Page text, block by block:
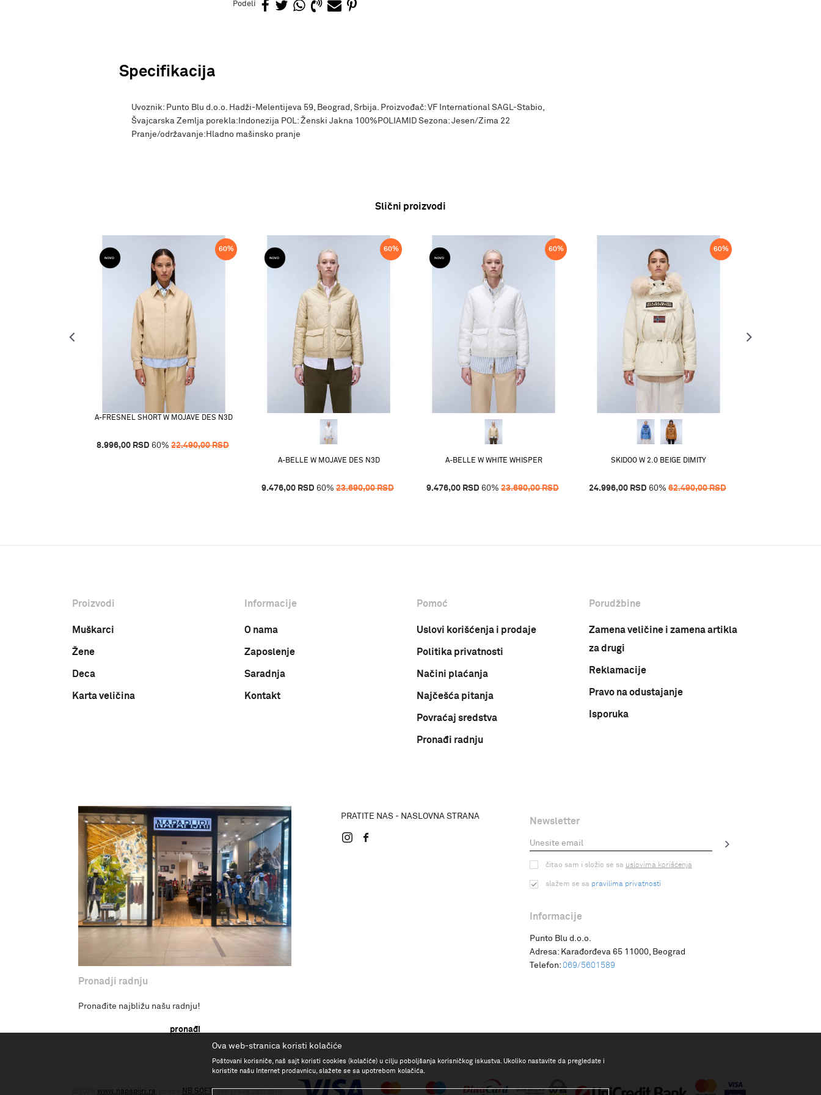
Podeli
Specifikacija
Uvoznik: Punto Blu d.o.o. Hadži-Melentijeva 59, Beograd, Srbija. Proizvođač: VF International SAGL-Stabio,
Švajcarska Zemlja porekla:Indonezija POL: Ženski Jakna 100%POLIAMID Sezona: Jesen/Zima 22
Pranje/održavanje:Hladno mašinsko pranje
Slični proizvodi
60%
A-FRESNEL SHORT W MOJAVE DES N3D
8.996,00 RSD 60% 22.490,00RSD
60%
A-BELLE W MOJAVE DES N3D
9.476,00 RSD 60% 23.690,00RSD
60%
A-BELLE W WHITE WHISPER
9.476,00 RSD 60% 23.690,00RSD
60%
SKIDOO W 2.0 BEIGE DIMITY
24.996,00 RSD 60% 62.490,00RSD
Proizvodi
Muškarci
Žene
Deca
Karta veličina
Informacije
O nama
Zaposlenje
Saradnja
Kontakt
Pomoć
Uslovi korišćenja i prodaje
Politika privatnosti
Načini plaćanja
Najčešća pitanja
Povraćaj sredstva
Pronađi radnju
Porudžbine
Zamena veličine i zamena artikla
za drugi
Reklamacije
Pravo na odustajanje
Isporuka
Pronadji radnju
Pronađite najbližu našu radnju!
pronađi
PRATITE NAS - NASLOVNA STRANA Newsletter
čitao sam i složio se sa uslovima korišćenja
slažem se sa pravilima privatnosti
Informacije
Punto Blu d.o.o.
Adresa: Karađorđeva 65 11000, Beograd
Telefon: 069/5601589
www.napapijri.rs NB SOFT
Ova web-stranica koristi kolačiće
Poštovani korisniče, naš sajt koristi cookies (kolačiće) u cilju poboljšanja korisničkog iskustva. Ukoliko nastavite da pregledate i
koristite našu Internet prodavnicu, slažete se sa upotrebom kolačića.